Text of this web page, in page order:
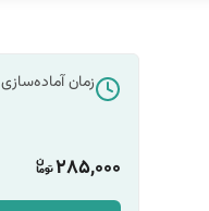
زمان آماده‌سازی
285,000